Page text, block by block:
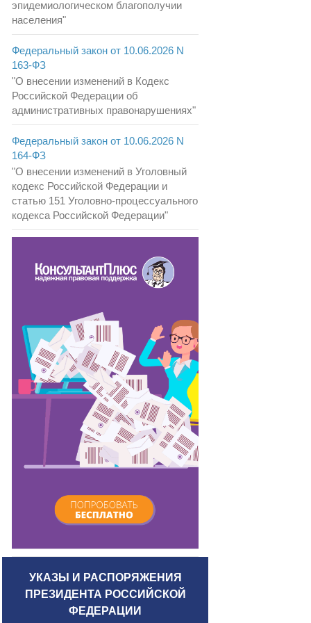
эпидемиологическом благополучии
населения"
Федеральный закон от 10.06.2026 N
163-ФЗ
"О внесении изменений в Кодекс
Российской Федерации об
административных правонарушениях"
Федеральный закон от 10.06.2026 N
164-ФЗ
"О внесении изменений в Уголовный
кодекс Российской Федерации и
статью 151 Уголовно-процессуального
кодекса Российской Федерации"
УКАЗЫ И РАСПОРЯЖЕНИЯ
ПРЕЗИДЕНТА РОССИЙСКОЙ
ФЕДЕРАЦИИ